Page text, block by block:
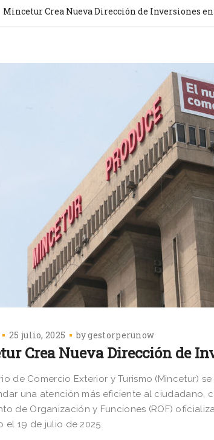
Mincetur Crea Nueva Dirección de Inversiones
25 julio, 2025 bygestorperunow
Crea Nueva Dirección de
de Comercio Exterior y Turismo (Mincetur)
una atención más eficiente al ciudadano,
de Organización y Funciones (ROF)
el 19 de julio de 2025.